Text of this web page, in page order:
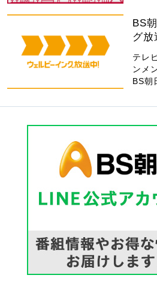
BS
グ放
テレ
ンメ
BS朝